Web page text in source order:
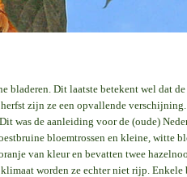
Dit laatste betekent wel dat
zijn ze een opvallende
was de aanleiding voor de (oude)
bloemtrossen en kleine, witte
van kleur en bevatten twee
worden ze echter niet rijp. Enkele